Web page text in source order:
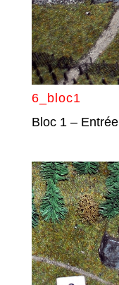
6_bloc1
Bloc 1 – Entrée